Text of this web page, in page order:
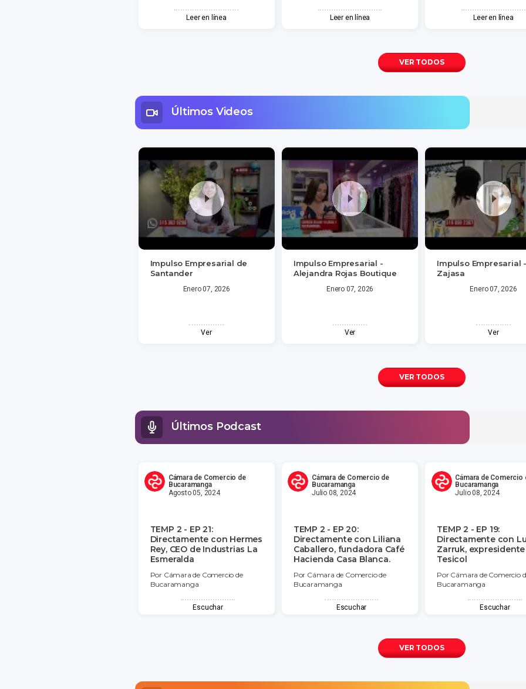
Leer en línea Leer en línea Leer en línea
VER TODOS
Últimos Videos
Impulso Empresarial de
Santander
Enero 07, 2026
Ver
Impulso Empresarial -
Alejandra Rojas Boutique
Enero 07, 2026
Ver
Impulso Empresarial
Zajasa
Enero 07, 2026
Ver
VER TODOS
Últimos Podcast
Cámara de Comercio de
Bucaramanga
Agosto 05, 2024
TEMP 2 - EP 21:
Directamente con Hermes
Rey, CEO de Industrias La
Esmeralda
Por Cámara de Comercio de
Bucaramanga
Escuchar
Cámara de Comercio de
Bucaramanga
Julio 08, 2024
TEMP 2 - EP 20:
Directamente con Liliana
Caballero, fundadora Café
Hacienda Casa Blanca.
Por Cámara de Comercio de
Bucaramanga
Escuchar
Cámara de Comercio
Bucaramanga
Julio 08, 2024
TEMP 2 - EP 19:
Directamente con
Zarruk,
Tesicol
Por Cámara de Comercio
Bucaramanga
Escuchar
VER TODOS